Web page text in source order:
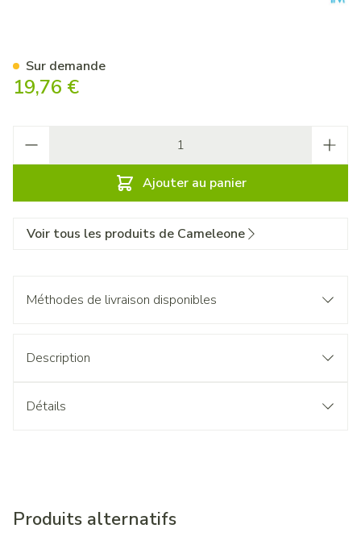
19,76 €
Ajouter au panier
Sur demande
Voir tous les produits de Cameleone
Méthodes de livraison disponibles
Description
Détails
Produits alternatifs